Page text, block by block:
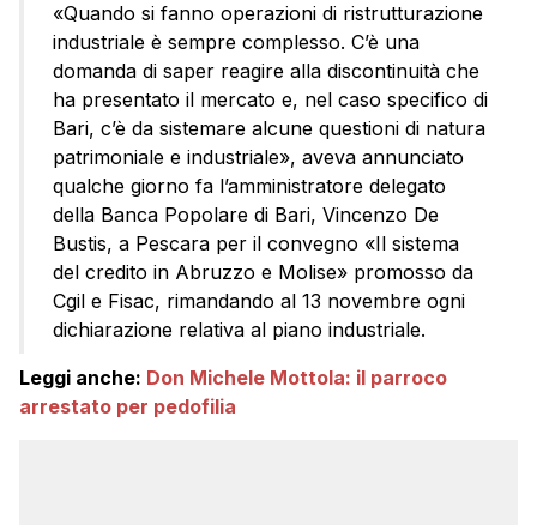
«Quando si fanno operazioni di ristrutturazione
industriale è sempre complesso. C’è una
domanda di saper reagire alla discontinuità che
ha presentato il mercato e, nel caso specifico di
Bari, c’è da sistemare alcune questioni di natura
patrimoniale e industriale», aveva annunciato
qualche giorno fa l’amministratore delegato
della Banca Popolare di Bari, Vincenzo De
Bustis, a Pescara per il convegno «Il sistema
del credito in Abruzzo e Molise» promosso da
Cgil e Fisac, rimandando al 13 novembre ogni
dichiarazione relativa al piano industriale.
Leggi anche: Don Michele Mottola: il parroco
arrestato per pedofilia